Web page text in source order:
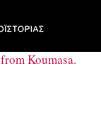
Koumasa.